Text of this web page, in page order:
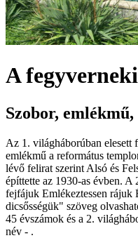
A
Szobor,
Az 1. világháborúban elesett
emlékmű a református
lévő felirat szerint Alsó és
építtette az 1930-as évben. A
fejfájuk Emlékeztessen rájuk
dicsősségük" szöveg
45 évszámok és a 2.
név - .